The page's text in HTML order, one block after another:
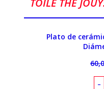
TOILE THE
Plato de
–